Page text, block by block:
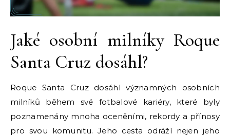
Jaké osobní milníky Roque
Santa Cruz dosáhl?
Roque Santa Cruz dosáhl významných osobních
milníků během své fotbalové kariéry, které byly
poznamenány mnoha oceněními, rekordy a přínosy
pro svou komunitu. Jeho cesta odráží nejen jeho